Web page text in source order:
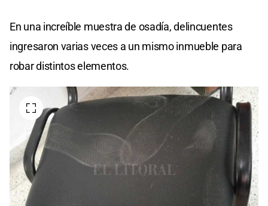
En una increíble muestra de osadía, delincuentes
ingresaron varias veces a un mismo inmueble para
robar distintos elementos.